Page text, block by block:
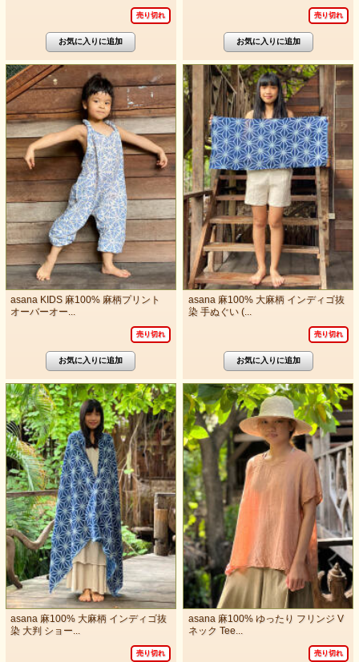
売り切れ 売り切れ
asana KIDS 麻100% 麻柄プリント
オーバーオー...
売り切れ
asana 麻100% 大麻柄 インディゴ抜
染 手ぬぐい (...
売り切れ
asana 麻100% 大麻柄 インディゴ抜
染 大判 ショー...
売り切れ
asana 麻100% ゆったり フリンジ V
ネック Tee...
売り切れ